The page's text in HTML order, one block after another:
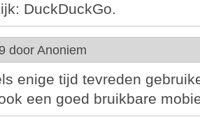
DuckDuckGo.
door Anoniem
enige tijd tevreden
een goed bruikbare